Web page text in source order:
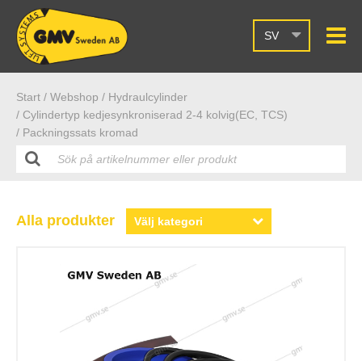
SV
Start / Webshop / Hydraulcylinder
/ Cylindertyp kedjesynkroniserad 2-4 kolvig(EC, TCS)
/ Packningssats kromad
Alla produkter